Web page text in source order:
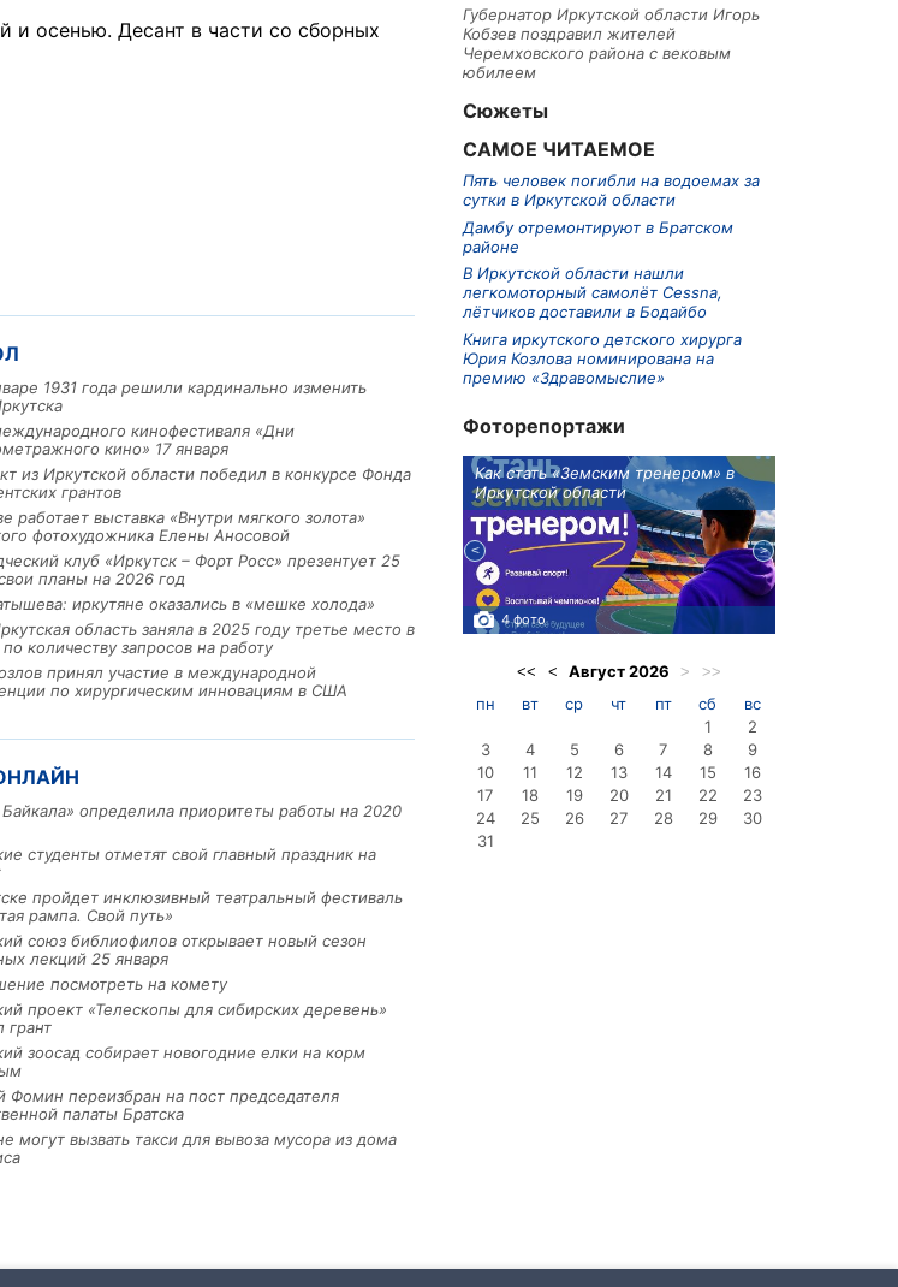
и осенью. Десант в части со сборных
1931 года решили кардинально изменить
кинофестиваля «Дни
кино» 17 января
из Иркутской области победил в конкурсе Фонда
грантов
работает выставка «Внутри мягкого золота»
фотохудожника Елены Аносовой
клуб «Иркутск – Форт Росс» презентует 25
планы на 2026 год
иркутяне оказались в «мешке холода»
область заняла в 2025 году третье место в
количеству запросов на работу
принял участие в международной
по хирургическим инновациям в США
определила приоритеты работы на 2020
студенты отметят свой главный праздник на
пройдет инклюзивный театральный фестиваль
рампа. Свой путь»
союз библиофилов открывает новый сезон
лекций 25 января
посмотреть на комету
проект «Телескопы для сибирских деревень»
грант
зоосад собирает новогодние елки на корм
Фомин переизбран на пост председателя
палаты Братска
могут вызвать такси для вывоза мусора из дома
Губернатор Иркутской области Игорь
Кобзев поздравил жителей
Черемховского района с вековым
юбилеем
Сюжеты
САМОЕ ЧИТАЕМОЕ
Пять человек погибли на водоемах за
сутки в Иркутской области
Дамбу отремонтируют в Братском
районе
В Иркутской области нашли
легкомоторный самолёт Cessna,
лётчиков доставили в Бодайбо
Книга иркутского детского хирурга
Юрия Козлова номинирована на
премию «Здравомыслие»
Фоторепортажи
Льготный заём в 9 миллионов
машиностроительное предприятие
из Иркутской области
Как стать «Земским тренером» в
Иркутской области
4 фото
<< < Август2026 > >>
пн вт ср чт пт сб
вс
1
2
3
4 5 6 7 8
9
10
11 12 13 14 15
16
17
18 19 20 21 22
23
24
25 26 27 28 29
30
31